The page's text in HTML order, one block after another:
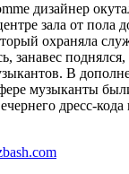
дизайнер
зала от пола
охраняла
занавес
В
музыканты
дресс-